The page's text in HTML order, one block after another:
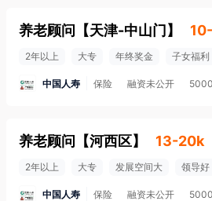
养老顾问 【天津-中山门 】
2年以上 大专 年终奖金 子女福利
中国人寿 保险 融资未公开
养老顾问 【河西区】 13-20k
2年以上 大专 发展空间大 领导好
中国人寿 保险 融资未公开